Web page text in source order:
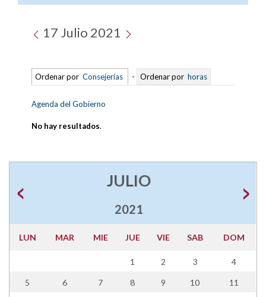
17 Julio 2021
Ordenar por Consejerías - Ordenar por horas
Agenda del Gobierno
No hay resultados.
JULIO
2021
LUN MAR MIE JUE VIE SAB DOM
1 2 3 4
5 6 7 8 9 10 11